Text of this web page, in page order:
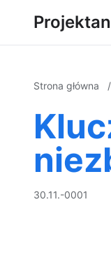
Strona główna /
30.11.-0001